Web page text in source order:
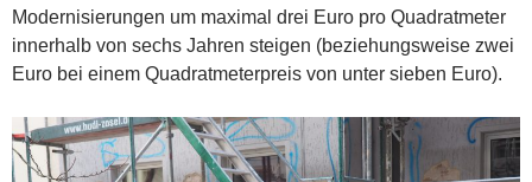
Modernisierungen um maximal drei Euro pro Quadratmeter
innerhalb von sechs Jahren steigen (beziehungsweise zwei
Euro bei einem Quadratmeterpreis von unter sieben Euro).